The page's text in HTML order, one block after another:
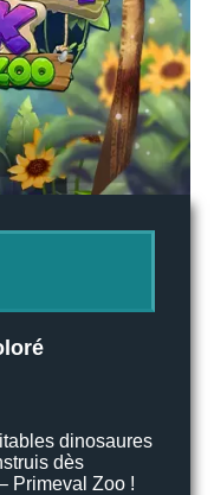
dinosaures
dès
Primeval Zoo !